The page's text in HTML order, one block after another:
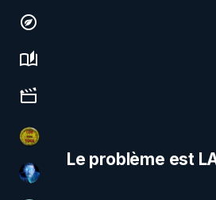
Economy, environment & technology
Science, history & spirituality
Culture, media & entertainment
CDS pour TOUS
AH2020
Le problème est